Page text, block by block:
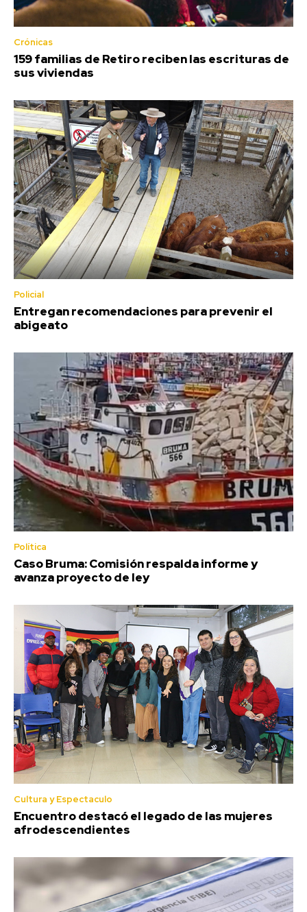
Crónicas
159 familias de Retiro reciben las escrituras de
sus viviendas
Policial
Entregan recomendaciones para prevenir el
abigeato
Política
Caso Bruma: Comisión respalda informe y
avanza proyecto de ley
Cultura y Espectaculo
Encuentro destacó el legado de las mujeres
afrodescendientes